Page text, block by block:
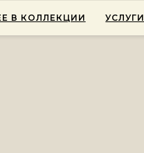
В КОЛЛЕКЦИИ УСЛУГИ